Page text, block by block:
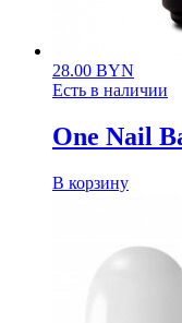
28.00 BYN
Есть в наличии
One Nail
В корзину